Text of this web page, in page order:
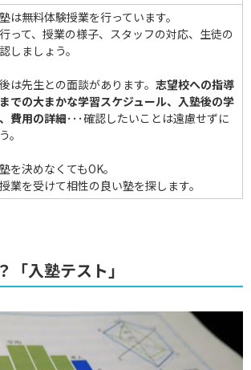
は無料体験授業を行っています。
って、授業の様子、スタッフの対応、生徒の
しましょう。
は先生との面談があります。 志望校への指導
での大まかな学習スケジュール、入塾後の学
費用の詳細･･･確認したいことは遠慮せずに
。
を決めなくてもOK。
業を受けて相性の良い塾を探します。
「入塾テスト」